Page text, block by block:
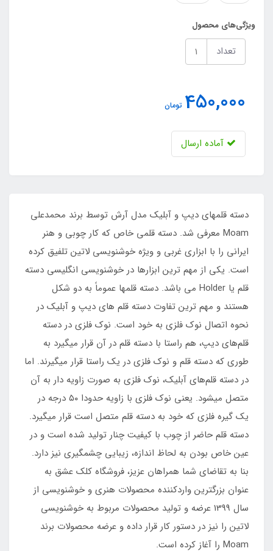
ویژگی‌های محصول
تعداد
450,000 تومان
آماده ارسال
دسته قلمهای دیپ و آبلیک مدل آرش توسط برند محمدعلی
Moam معرفی شد. دسته قلمی خاص که کار چوبی و هنر
ایرانی را با ابزاری غربی و ویژه خوشنویسی لاتین تلفیق کرده
است. یکی از مهم ترین ابزارها در خوشنویسی انگلیسی دسته
قلم یا Holder می باشد. دسته قلمها عموماً به دو شکل
هستند و مهم ترین تفاوت دسته قلم های دیپ و آبلیک در
نحوه اتصال نوک فلزی به خود است. نوک فلزی در دسته
قلم‌های دیپ، هم راستا با دسته قلم در آن قرار میگیرد به
طوری که دسته قلم و نوک فلزی در یک راستا قرار میگیرند. اما
در دسته قلم‌های آبلیک، نوک فلزی به صورت زاویه دار به آن
متصل میشود. یعنی نوک فلزی با زاویه حدودا ۵۰ درجه در
یک گیره فلزی که خود به دسته قلم متصل است قرار میگیرد.
دسته قلم حاضر از چوب با کیفیت چنار تولید شده است و در
عین خاص بودن به لحاظ اندازه، زیبایی چشمگیری نیز دارد.
بنا به تقاضای شما همراهان عزیز، فروشگاه کلک عشق به
عنوان بزرگترین واردکننده محصولات هنری و خوشنویسی از
سال 1399 عرضه و تولید محصولات مربوط به خوشنویسی
لاتین را نیز در دستور کار قرار داده و عرضه محصولات برند
Moam را آغاز کرده است.